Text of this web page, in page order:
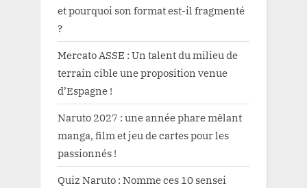
et pourquoi son format est-il fragmenté
?
Mercato ASSE : Un talent du milieu de
terrain cible une proposition venue
d’Espagne !
Naruto 2027 : une année phare mêlant
manga, film et jeu de cartes pour les
passionnés !
Quiz Naruto : Nomme ces 10 sensei